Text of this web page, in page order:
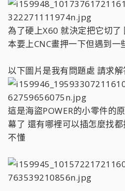
為了硬上X60 就決定把它切了
本要上CNC畫押一下但遇到一
以下圖片是我有問題處 請求解
這是海盜POWER的小零件的
幕了 還有哪裡可以插怎麼找
不懂